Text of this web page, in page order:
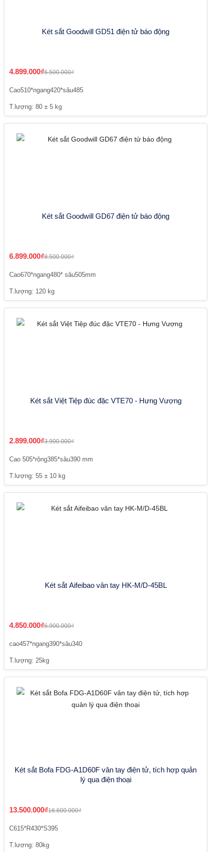
Két sắt Goodwill GD51 điện tử báo động
4.899.000₫6.500.000₫
Cao510*ngang420*sâu485
T.lượng: 80 ± 5 kg
Két sắt Goodwill GD67 điện tử báo động
6.899.000₫8.500.000₫
Cao670*ngang480* sâu505mm
T.lượng: 120 kg
Két sắt Việt Tiệp đúc đặc VTE70 - Hưng Vượng
2.899.000₫3.900.000₫
Cao 505*rộng385*sâu390 mm
T.lượng: 55 ± 10 kg
Két sắt Aifeibao vân tay HK-M/D-45BL
4.850.000₫6.900.000₫
cao457*ngang390*sâu340
T.lượng: 25kg
Két sắt Bofa FDG-A1D60F vân tay điện tử, tích hợp quản
lý qua điện thoại
13.500.000₫16.600.000₫
C615*R430*S395
T.lượng: 80kg